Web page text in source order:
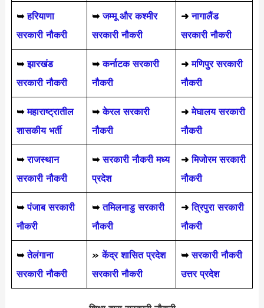
➥हरियाणा
सरकारी नौकरी
➥जम्मू और कश्मीर
सरकारी नौकरी
➜ नागालैंड
सरकारी नौकरी
➥ झारखंड
सरकारी नौकरी
➥ कर्नाटक सरकारी
नौकरी
➜ मणिपुर सरकारी
नौकरी
➥ महाराष्ट्रातील
शासकीय भर्ती
➥ केरल सरकारी
नौकरी
➜ मेघालय सरकारी
नौकरी
➥ राजस्थान
सरकारी नौकरी
➥सरकारी नौकरी मध्य
प्रदेश
➜मिजोरम सरकारी
नौकरी
➥ पंजाब सरकारी
नौकरी
➥ तमिलनाडु सरकारी
नौकरी
➜ त्रिपुरा सरकारी
नौकरी
➥तेलंगाना
सरकारी नौकरी
»केंद्र शासित प्रदेश
सरकारी नौकरी
➥ सरकारी नौकरी
उत्तर प्रदेश